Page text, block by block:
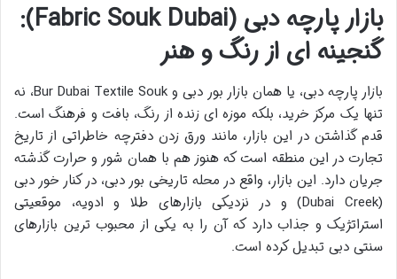
بازار پارچه دبی (Fabric Souk Dubai):
گنجینه ای از رنگ و هنر
بازار پارچه دبی، یا همان بازار بور دبیو Bur Dubai Textile Souk، نه
تنها یک مرکز خرید، بلکه موزه ای زنده از رنگ، بافت و فرهنگ است.
قدم گذاشتن در این بازار، مانند ورق زدن دفترچه خاطراتی از تاریخ
تجارت در این منطقه است که هنوز هم با همان شور و حرارت گذشته
جریان دارد. این بازار، واقع در محله تاریخی بور دبی، در کنار خور دبی
(Dubai Creek) و در نزدیکی بازارهای طلا و ادویه، موقعیتی
استراتژیک و جذاب دارد که آن را به یکی از محبوب ترین بازارهای
سنتی دبی تبدیل کرده است.